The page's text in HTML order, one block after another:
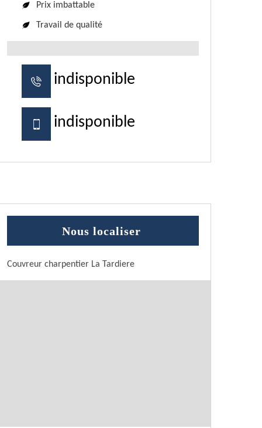
Prix imbattable
Travail de qualité
indisponible
indisponible
Nous localiser
Couvreur charpentier La Tardiere